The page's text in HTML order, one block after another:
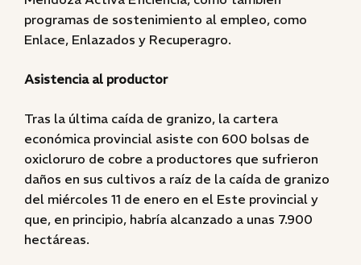
programas de sostenimiento al empleo, como
Enlace, Enlazados y Recuperagro.
Asistencia al productor
Tras la última caída de granizo, la cartera
económica provincial asiste con 600 bolsas de
oxicloruro de cobre a productores que sufrieron
daños en sus cultivos a raíz de la caída de granizo
del miércoles 11 de enero en el Este provincial y
que, en principio, habría alcanzado a unas 7.900
hectáreas.